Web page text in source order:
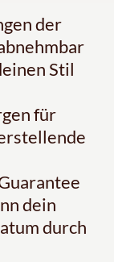
der
Stil
für
dein
durch